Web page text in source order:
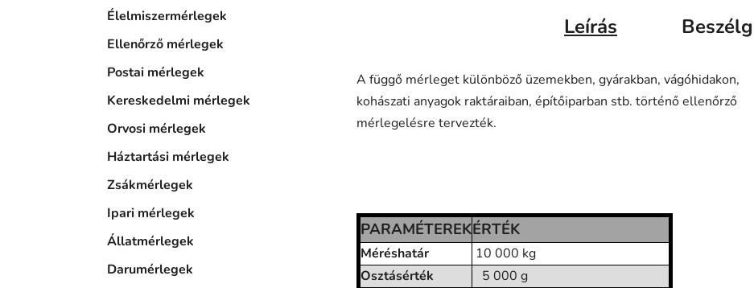
Élelmiszermérlegek
Ellenőrző mérlegek
Postai mérlegek
Kereskedelmi mérlegek
Orvosi mérlegek
Háztartási mérlegek
Zsákmérlegek
Ipari mérlegek
Állatmérlegek
Darumérlegek
Leírás
A függő mérleget különböző üzemekben, gyárakban, vágóhidakon,
kohászati anyagok raktáraiban, építőiparban stb. történő ellenőrző
mérlegelésre tervezték.
PARAMÉTEREKÉRTÉK
Méréshatár
10 000 kg
Osztásérték
5 000 g